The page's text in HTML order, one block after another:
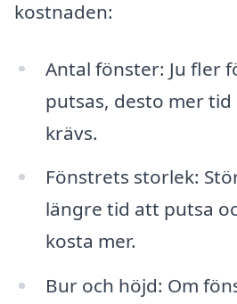
kostnaden:
Antal fönster: Ju fler
putsas, desto mer
krävs.
Fönstrets storlek:
längre tid att putsa
kosta mer.
Bur och höjd: Om